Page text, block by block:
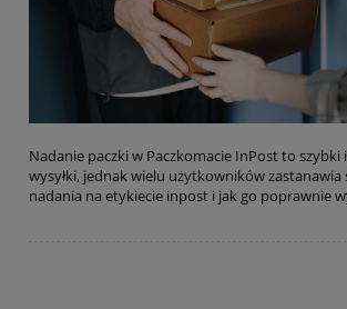
Nadanie paczki w Paczkomacie InPost to
wysyłki, jednak wielu użytkowników zastanawia
nadania na etykiecie inpost i jak go poprawnie